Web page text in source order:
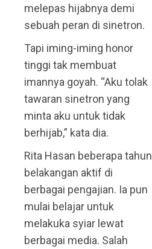
melepas hijabnya demi
sebuah peran di sinetron.
Tapi iming-iming honor
tinggi tak membuat
imannya goyah. “Aku tolak
tawaran sinetron yang
minta aku untuk tidak
berhijab,” kata dia.
Rita Hasan beberapa tahun
belakangan aktif di
berbagai pengajian. Ia pun
mulai belajar untuk
melakuka syiar lewat
berbagai media. Salah